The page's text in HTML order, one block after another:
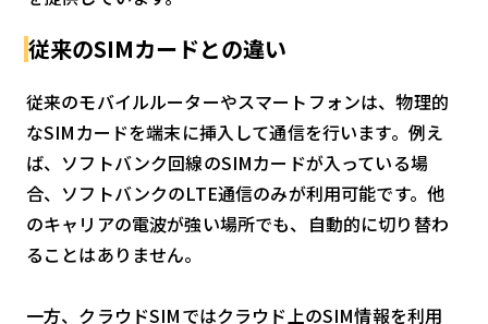
従来のSIMカードとの違い
従来のモバイルルーターやスマートフォンは、物理的
なSIMカードを端末に挿入して通信を行います。例え
ば、ソフトバンク回線のSIMカードが入っている場
合、ソフトバンクのLTE通信のみが利用可能です。他
のキャリアの電波が強い場所でも、自動的に切り替わ
ることはありません。
一方、クラウドSIMではクラウド上のSIM情報を利用